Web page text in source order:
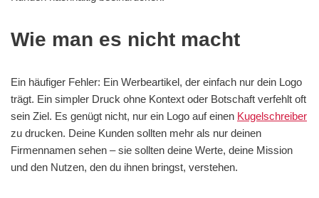
Wie man es nicht macht
Ein häufiger Fehler: Ein Werbeartikel, der einfach nur dein Logo
trägt. Ein simpler Druck ohne Kontext oder Botschaft verfehlt oft
sein Ziel. Es genügt nicht, nur ein Logo auf einen Kugelschreiber
zu drucken. Deine Kunden sollten mehr als nur deinen
Firmennamen sehen – sie sollten deine Werte, deine Mission
und den Nutzen, den du ihnen bringst, verstehen.